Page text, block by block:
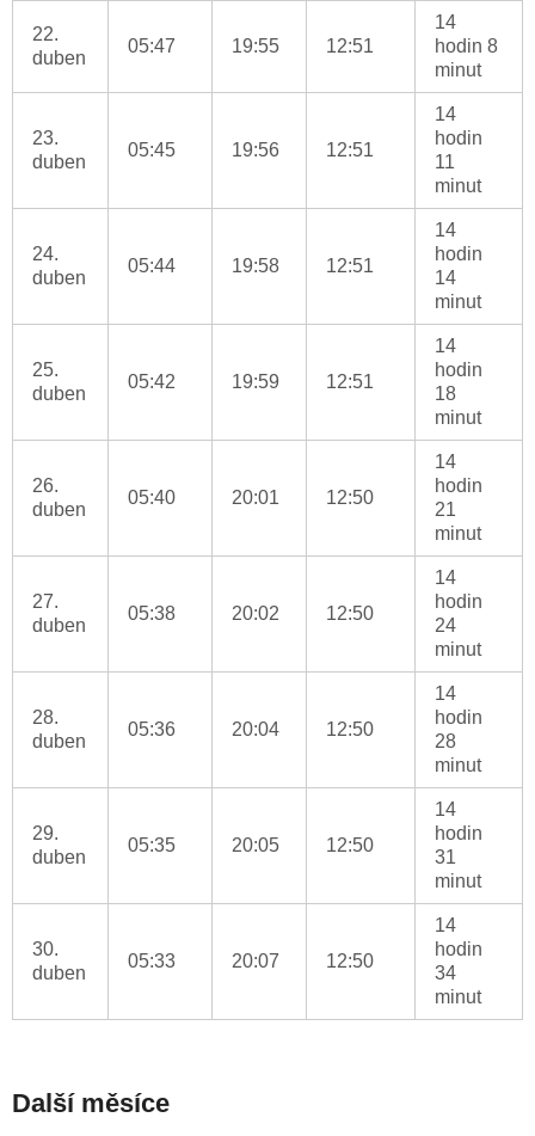
22.
duben
05:47 19:55 12:51
14
hodin 8
minut
23.
duben
05:45 19:56 12:51
14
hodin
11
minut
24.
duben
05:44 19:58 12:51
14
hodin
14
minut
25.
duben
05:42 19:59 12:51
14
hodin
18
minut
26.
duben
05:40 20:01 12:50
14
hodin
21
minut
27.
duben
05:38 20:02 12:50
14
hodin
24
minut
28.
duben
05:36 20:04 12:50
14
hodin
28
minut
29.
duben
05:35 20:05 12:50
14
hodin
31
minut
30.
duben
05:33 20:07 12:50
14
hodin
34
minut
Další měsíce